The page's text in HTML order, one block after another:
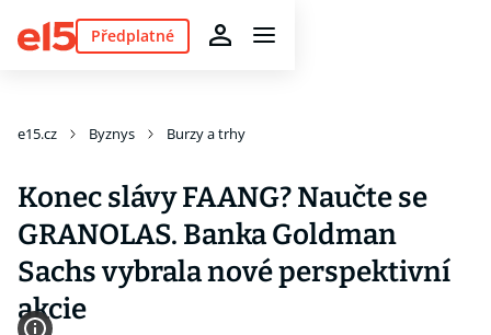
Předplatné
e15.cz Byznys Burzy a trhy
Konec slávy FAANG? Naučte se
GRANOLAS. Banka Goldman
Sachs vybrala nové perspektivní
akcie